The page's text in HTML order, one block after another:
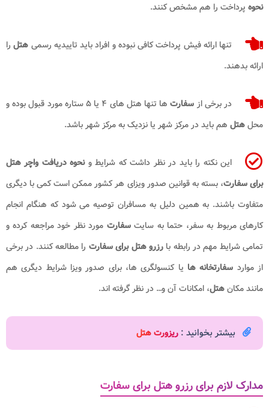
نحوه پرداخت را هم مشخص کنند.
تنها ارائه فیش پرداخت کافی نبوده و افراد باید تاییدیه رسمی هتلرا
ارائه بدهند.
در برخی از سفارت
ها تنها هتل های ۴ یا ۵ ستاره مورد قبول بوده و
محلهتل هم باید در مرکز شهر یا نزدیک به مرکز شهر باشد.
این نکته را باید در نظر داشت که شرایط ونحوه دریافت واچر هتل
برای سفارت، بسته به قوانین صدور ویزای هر کشور ممکن است کمی با دیگری
متفاوت باشند. به همین دلیل به مسافران توصیه می شود که هنگام انجام
کارهای مربوط به سفر، حتما به سایتسفارت مورد نظر خود مراجعه کرده و
تمامی شرایط مهم در رابطه بارزرو هتل برای سفارت را مطالعه کنند. در برخی
از موارد سفارتخانه ها یا کنسولگری ها، برای صدور ویزا شرایط دیگری هم
مانند مکانهتل، امکانات آن و… در نظر گرفته اند.
بیشتر بخوانید : ریزورت هتل
مدارک لازم برای رزرو هتل برای سفارت